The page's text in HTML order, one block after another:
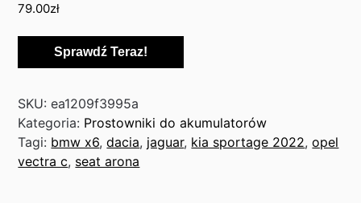
79.00zł
Sprawdź Teraz!
SKU:ea1209f3995a
Kategoria: Prostowniki do akumulatorów
Tagi: bmw x6,dacia, jaguar, kia sportage 2022,opel
vectra c, seat arona